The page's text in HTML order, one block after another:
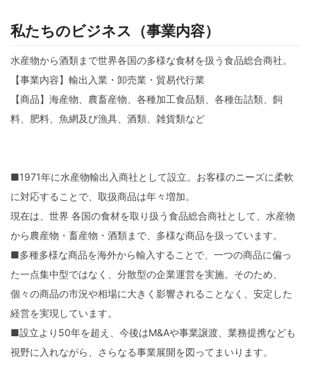
私たちのビジネス（事業内容）
水産物から酒類まで世界各国の多様な食材を扱う食品総合商社。
【事業内容】輸出入業・卸売業・貿易代行業
【商品】海産物、農畜産物、各種加工食品類、各種缶詰類、飼
料、肥料、魚網及び漁具、酒類、雑貨類など
■1971年に水産物輸出入商社として設立。お客様のニーズに柔軟
に対応することで、取扱商品は年々増加。
現在は、世界 各国の食材を取り扱う食品総合商社として、水産物
から農産物・畜産物・酒類まで、多様な商品を扱っています。
■多種多様な商品を海外から輸入することで、一つの商品に偏っ
た一点集中型ではなく、分散型の企業運営を実施。そのため、
個々の商品の市況や相場に大きく影響されることなく、安定した
経営を実現しています。
■設立より50年を超え、今後はM&Aや事業譲渡、業務提携なども
視野に入れながら、さらなる事業展開を図ってまいります。